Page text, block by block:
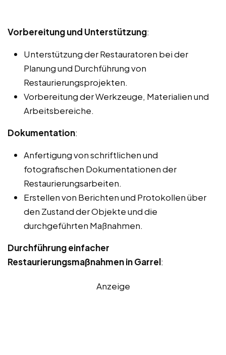
Vorbereitung und Unterstützung:
Unterstützung der Restauratoren bei der
Planung und Durchführung von
Restaurierungsprojekten.
Vorbereitung der Werkzeuge, Materialien und
Arbeitsbereiche.
Dokumentation:
Anfertigung von schriftlichen und
fotografischen Dokumentationen der
Restaurierungsarbeiten.
Erstellen von Berichten und Protokollen über
den Zustand der Objekte und die
durchgeführten Maßnahmen.
Durchführung einfacher
Restaurierungsmaßnahmen in Garrel:
Anzeige